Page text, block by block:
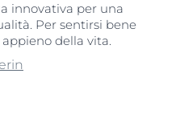
innovativa per una
Per sentirsi bene
della vita.